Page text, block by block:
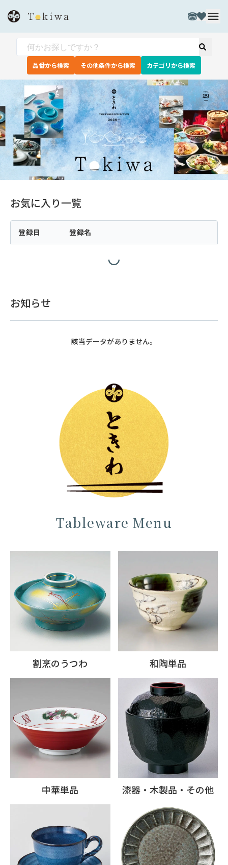
品番から検索 その他条件から検索 カテゴリから検索
お気に入り一覧
登録日 登録名
お知らせ
該当データがありません。
Tableware Menu
割烹のうつわ 和陶単品
中華単品 漆器・木製品・その他